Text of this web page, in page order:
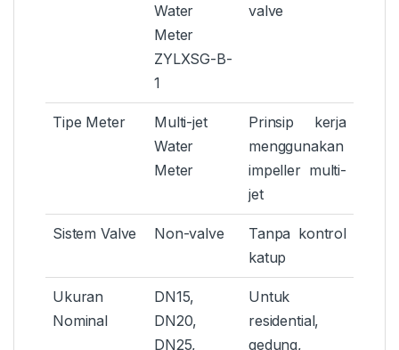
Water
Meter
ZYLXSG-B-
1
valve
Tipe Meter
Multi-jet
Water
Meter
Prinsip kerja
menggunakan
impeller multi-
jet
Sistem Valve Non-valve
Tanpa kontrol
katup
Ukuran
Nominal
DN15,
DN20,
DN25,
Untuk
residential,
gedung,